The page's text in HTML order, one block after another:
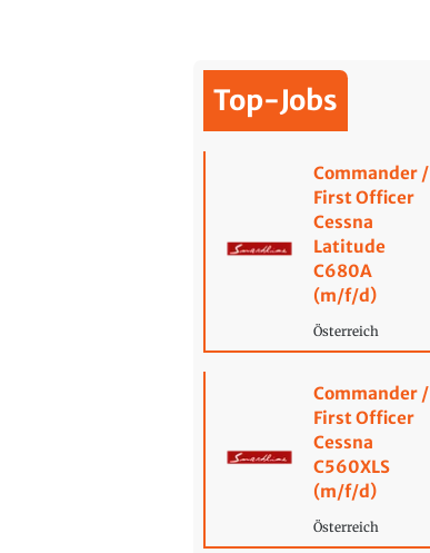
Top-Jobs
Commander /
First Officer
Cessna
Latitude
C680A
(m/f/d)
Österreich
Commander /
First Officer
Cessna
C560XLS
(m/f/d)
Österreich